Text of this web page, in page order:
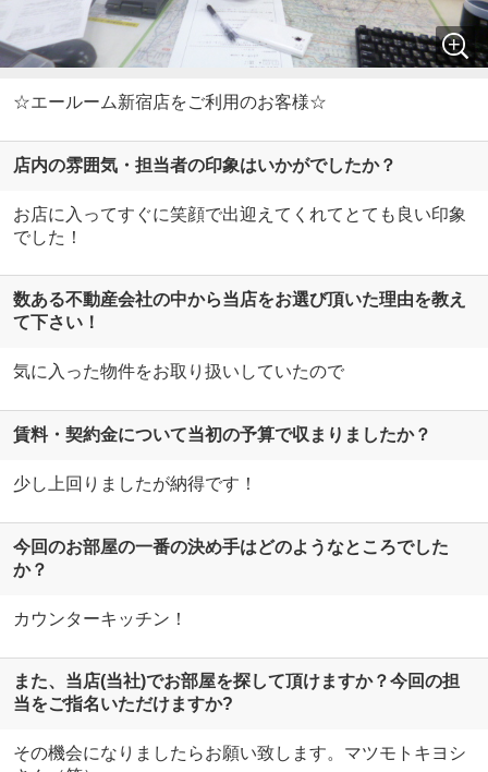
☆エールーム新宿店をご利用のお客様☆
店内の雰囲気・担当者の印象はいかがでしたか？
お店に入ってすぐに笑顔で出迎えてくれてとても良い印象
でした！
数ある不動産会社の中から当店をお選び頂いた理由を教え
て下さい！
気に入った物件をお取り扱いしていたので
賃料・契約金について当初の予算で収まりましたか？
少し上回りましたが納得です！
今回のお部屋の一番の決め手はどのようなところでした
か？
カウンターキッチン！
また、当店(当社)でお部屋を探して頂けますか？今回の担
当をご指名いただけますか?
その機会になりましたらお願い致します。マツモトキヨシ